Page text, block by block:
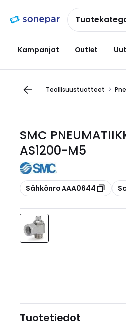
navigointiinsisältöön
Kampanjat Outlet
Teollisuustuotteet
SMC
AS1200-M5
Kopioi
Sähkönro AAA0644
Tuotetiedot